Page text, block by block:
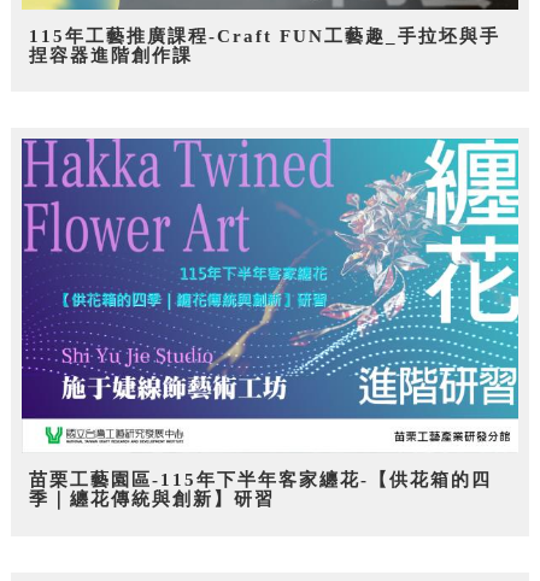
115年工藝推廣課程-Craft FUN工藝趣_手拉坯與手
捏容器進階創作課
苗栗工藝園區-115年下半年客家纏花-【供花箱的四
季｜纏花傳統與創新】研習